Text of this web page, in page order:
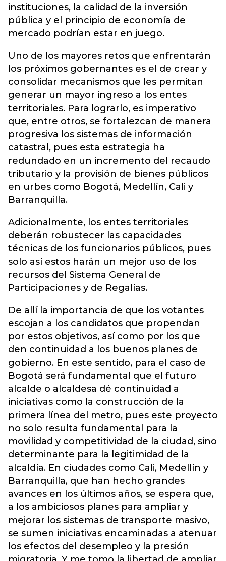
instituciones, la calidad de la inversión
pública y el principio de economía de
mercado podrían estar en juego.
Uno de los mayores retos que enfrentarán
los próximos gobernantes es el de crear y
consolidar mecanismos que les permitan
generar un mayor ingreso a los entes
territoriales. Para lograrlo, es imperativo
que, entre otros, se fortalezcan de manera
progresiva los sistemas de información
catastral, pues esta estrategia ha
redundado en un incremento del recaudo
tributario y la provisión de bienes públicos
en urbes como Bogotá, Medellín, Cali y
Barranquilla.
Adicionalmente, los entes territoriales
deberán robustecer las capacidades
técnicas de los funcionarios públicos, pues
solo así estos harán un mejor uso de los
recursos del Sistema General de
Participaciones y de Regalías.
De allí la importancia de que los votantes
escojan a los candidatos que propendan
por estos objetivos, así como por los que
den continuidad a los buenos planes de
gobierno. En este sentido, para el caso de
Bogotá será fundamental que el futuro
alcalde o alcaldesa dé continuidad a
iniciativas como la construcción de la
primera línea del metro, pues este proyecto
no solo resulta fundamental para la
movilidad y competitividad de la ciudad, sino
determinante para la legitimidad de la
alcaldía. En ciudades como Cali, Medellín y
Barranquilla, que han hecho grandes
avances en los últimos años, se espera que,
a los ambiciosos planes para ampliar y
mejorar los sistemas de transporte masivo,
se sumen iniciativas encaminadas a atenuar
los efectos del desempleo y la presión